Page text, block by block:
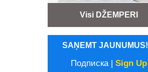
Visi DŽEMPERI
SAŅEMT JAUNUMUS!
Подписка | Sign Up